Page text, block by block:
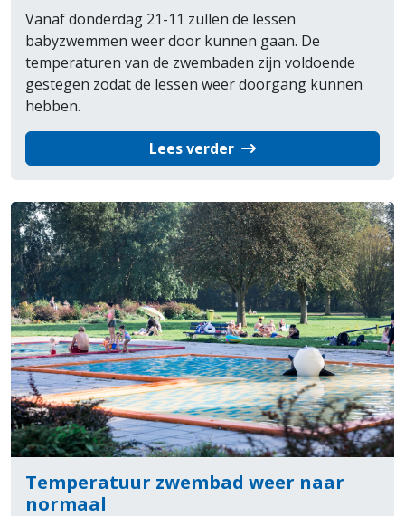
Vanaf donderdag 21-11 zullen de lessen
babyzwemmen weer door kunnen gaan. De
temperaturen van de zwembaden zijn voldoende
gestegen zodat de lessen weer doorgang kunnen
hebben.
Lees verder
Temperatuur zwembad weer naar
normaal